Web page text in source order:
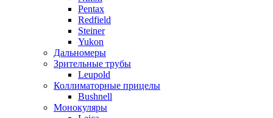
Pentax
Redfield
Steiner
Yukon
Дальномеры
Зрительные трубы
Leupold
Коллиматорные прицелы
Bushnell
Монокуляры